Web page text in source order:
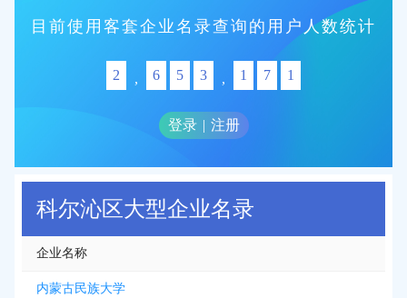
目前使用客套企业名录查询的用户人数统计
2 , 6 5 3 , 1 7 1
登录 | 注册
科尔沁区大型企业名录
企业名称
内蒙古民族大学